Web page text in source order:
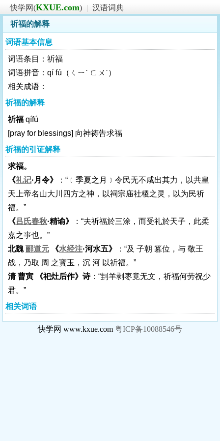
快学网(KXUE.com) | 汉语词典
祈福的解释
词语基本信息
词语条目：祈福
词语拼音：qí fú（ㄑㄧˊ ㄈㄨˊ）
相关成语：
祈福的解释
祈福 qífú
[pray for blessings] 向神祷告求福
祈福的引证解释
求福。
《礼记·月令》
：“﹝季夏之月﹞令民无不咸出其力，以共皇
天上帝名山大川四方之神，以祠宗庙社稷之灵，以为民祈
福。”
《吕氏春秋·精谕》
：“夫祈福於三涂，而受礼於天子，此柔
嘉之事也。”
北魏郦道元 《水经注·河水五》
：“及 子朝 篡位，与 敬王
战，乃取 周 之寳玉，沉 河 以祈福。”
清 曹寅 《祀灶后作》诗：“刲羊剥枣竟无文，祈福何劳祝少
君。”
相关词语
快学网 www.kxue.com 粤ICP备10088546号